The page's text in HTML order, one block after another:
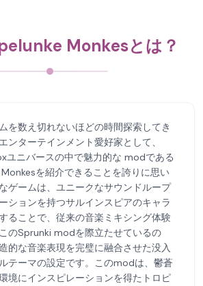
Monkesとは？
を数え切れないほどの時間探索してき
ンターテインメント愛好家として、
ユニバースの中で魅力的な modである
を紹介できることを誇りに思い
ゲームは、ユニークなサウンドループ
ションを持つサルインスピアのキャラ
ることで、従来の音楽ミキシング体験
のSprunki modを際立たせているの
的な音楽表現を完璧に融合させた没入
テーマの設定です。このmodは、鬱蒼
境にインスピレーションを得たトロピ